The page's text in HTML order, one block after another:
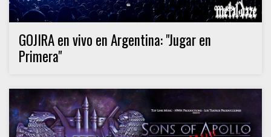
GOJIRA en vivo en Argentina: "Jugar en
Primera"